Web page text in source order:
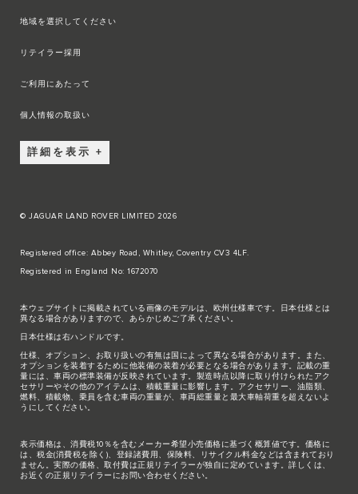
地域を選択してください
リテイラー採用
ご利用にあたって
個人情報の取扱い
詳細を表示
© JAGUAR LAND ROVER LIMITED 2026
Registered office: Abbey Road, Whitley, Coventry CV3 4LF.
Registered in England No: 1672070
本ウェブサイトに掲載されている画像のモデルは、欧州仕様車です。日本仕様とは
異なる場合がありますので、あらかじめご了承ください。
日本仕様は右ハンドルです。
仕様、オプション、お取り扱いの有無は国によって異なる場合があります。また、
オプションを装着するために他装備の装着が必要となる場合があります。記載の重
量には、車両の標準装備が反映されています。製造時点以降に取り付けられたアク
セサリーやその他のアイテムは、積載重量に影響します。アクセサリー、油脂類、
燃料、積載物、乗員を含む車両の重量が、車両総重量と最大車軸荷重を超えないよ
うにしてください。
表示価格は、消費税10％を含むメーカー希望小売価格に基づく概算値です。価格に
は、税金(消費税を除く)、登録諸費用、保険料、リサイクル料金などは含まれており
ません。実際の価格、取付費は正規リテイラーが独自に定めています。詳しくは、
お近くの正規リテイラーにお問い合わせください。